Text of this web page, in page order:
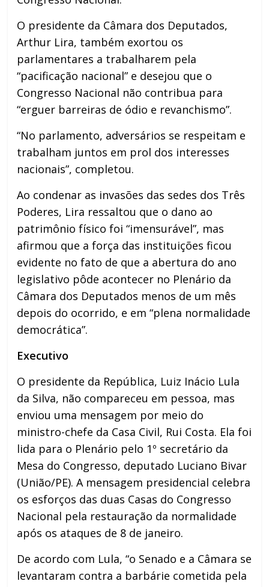
O presidente da Câmara dos Deputados,
Arthur Lira, também exortou os
parlamentares a trabalharem pela
“pacificação nacional” e desejou que o
Congresso Nacional não contribua para
“erguer barreiras de ódio e revanchismo”.
“No parlamento, adversários se respeitam e
trabalham juntos em prol dos interesses
nacionais”, completou.
Ao condenar as invasões das sedes dos Três
Poderes, Lira ressaltou que o dano ao
patrimônio físico foi “imensurável”, mas
afirmou que a força das instituições ficou
evidente no fato de que a abertura do ano
legislativo pôde acontecer no Plenário da
Câmara dos Deputados menos de um mês
depois do ocorrido, e em “plena normalidade
democrática”.
Executivo
O presidente da República, Luiz Inácio Lula
da Silva, não compareceu em pessoa, mas
enviou uma mensagem por meio do
ministro-chefe da Casa Civil, Rui Costa. Ela foi
lida para o Plenário pelo 1º secretário da
Mesa do Congresso, deputado Luciano Bivar
(União/PE). A mensagem presidencial celebra
os esforços das duas Casas do Congresso
Nacional pela restauração da normalidade
após os ataques de 8 de janeiro.
De acordo com Lula, “o Senado e a Câmara se
levantaram contra a barbárie cometida pela